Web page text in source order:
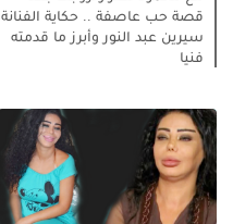
قصة حب عاصفة .. حكاية الفنانة
سيرين عبد النور وأبرز ما قدمته
فنيا